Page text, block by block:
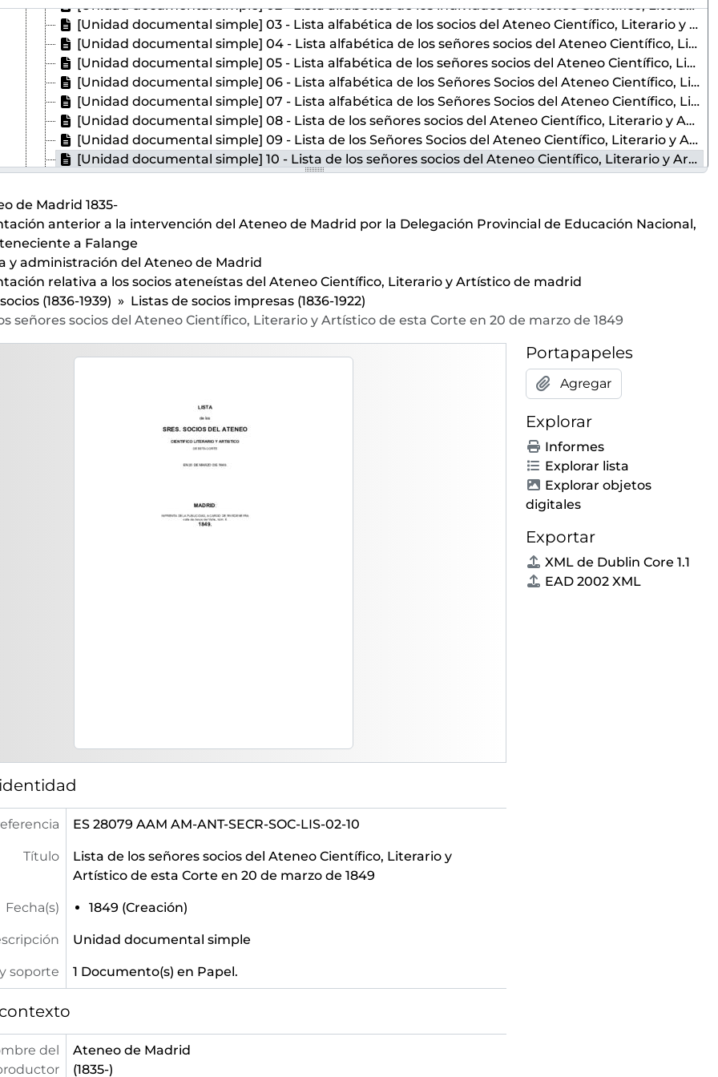
[Unidad documental simple] 02 - Lista alfabética de los individuos del Ateneo Científico, Literario y Artístico de Madrid existentes en 1º de mayo de 1837
[Unidad documental simple] 03 - Lista alfabética de los socios del Ateneo Científico, Literario y Artístico de Madrid en 31 de enero de 1838
[Unidad documental simple] 04 - Lista alfabética de los señores socios del Ateneo Científico, Literario y Artístico de Madrid en 1º de enero de 1839
[Unidad documental simple] 05 - Lista alfabética de los señores socios del Ateneo Científico, Literario y Artístico de Madrid en 31 de enero de 1840
[Unidad documental simple] 06 - Lista alfabética de los Señores Socios del Ateneo Científico, Literario y Artístico de Madrid en 31 de enero de 1841
[Unidad documental simple] 07 - Lista alfabética de los Señores Socios del Ateneo Científico, Literario y Artístico de Madrid en 31 de enero de 1844
[Unidad documental simple] 08 - Lista de los señores socios del Ateneo Científico, Literario y Artístico de esta Corte en fin de enero de 1847
[Unidad documental simple] 09 - Lista de los Señores Socios del Ateneo Científico, Literario y Artístico de esta Corte en 1º de marzo de 1848
[Unidad documental simple] 10 - Lista de los señores socios del Ateneo Científico, Literario y Artístico de esta Corte en 20 de marzo de 1849
[Unidad documental simple] 11 - Lista de los señores socios del Ateneo Científico, Literario y Artístico de esta Corte en 31 de diciembre de 1852
[Unidad documental simple] 12 - Lista de los señores socios del Ateneo Científico, Literario y Artístico de Madrid en 9 de abril de 1858
[Unidad documental simple] 13 - Lista de los señores socios del Ateneo Científico, Literario y Artístico de esta Corte dados de alta en 22 de mayo de 1861
[Unidad documental simple] 14 - Lista de señores socios del Ateneo Científico, Literario y Artístico de Madrid en noviembre de 1886
[Unidad documental simple] 15 - Lista de señores socios del Ateneo Científico, Literario y Artístico de Madrid en enero de 1891
[Unidad documental simple] 16 - Lista de señores socios del Ateneo Científico, Literario y Artístico de Madrid en marzo de 1903
[Unidad documental simple] 17 - Lista de señores socios del Ateneo Científico, Literario y Artístico de Madrid en febrero de 1905
[Unidad documental simple] 18 - Lista de señores socios del Ateneo Científico, Literario y Artístico de Madrid en mayo de 1906
[Unidad documental simple] 19 - Lista de señores socios del Ateneo Científico, Literario y Artístico de Madrid en abril de 1909
[Unidad documental simple] 20 - Lista de señores socios del Ateneo Científico, Literario y Artístico de Madrid en enero de 1913
[Unidad documental simple] 21 - Lista de señores socios del Ateneo Científico, Literario y Artístico de Madrid en marzo de 1914
[Unidad documental simple] 22 - Lista de señores socios del Ateneo Científico, Literario y Artístico de Madrid en abril de 1920
[Unidad documental simple] 23 - Lista de señores socios del Ateneo Científico, Literario y Artístico de Madrid en enero de 1922
[Unidad documental simple] 03 - Listado de socios anteriores a 1 de abril de 1939
[Serie] CORRESP - Correspondencia de la Secretaría del Ateneo de Madrid
división de fondo] ADMINISTRACIÓN - Gestión administrativa del Ateneo de Madrid
PUBLICACIONES - Documentación relativa a las publicaciones del Ateneo de Madrid
división de fondo] SECRETARÍA - Secretaría
división de fondo] JUNTA GENERAL - Junta General de socios del Ateneo de Madrid
división de fondo] JUNTA DE GOBIERNO - Documentación relativa a la Junta de Gobierno del Ateneo de Madrid
de Madrid 1835-
anterior a la intervención del Ateneo de Madrid por la Delegación Provincial de Educación Nacional,
a Falange
y administración del Ateneo de Madrid
relativa a los socios ateneístas del Ateneo Científico, Literario y Artístico de madrid
(1836-1939)
Listas de socios impresas (1836-1922)
señores socios del Ateneo Científico, Literario y Artístico de esta Corte en 20 de marzo de 1849
ES 28079 AAM AM-ANT-SECR-SOC-LIS-02-10
Título
Lista de los señores socios del Ateneo Científico, Literario y
Artístico de esta Corte en 20 de marzo de 1849
Fecha(s) 1849 (Creación)
Unidad documental simple
soporte 1 Documento(s) en Papel.
del
Ateneo de Madrid
(1835-)
Portapapeles
Agregar
Explorar
Informes
Explorar lista
Explorar objetos
digitales
Exportar
XML de Dublin Core 1.1
EAD 2002 XML